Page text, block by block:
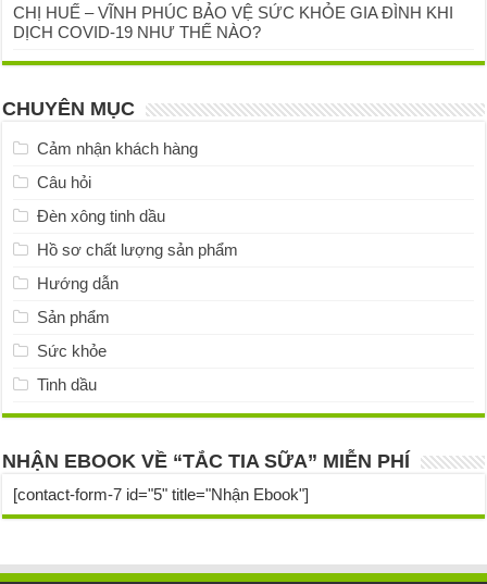
CHỊ HUẾ – VĨNH PHÚC BẢO VỆ SỨC KHỎE GIA ĐÌNH KHI
DỊCH COVID-19 NHƯ THẾ NÀO?
CHUYÊN MỤC
Cảm nhận khách hàng
Câu hỏi
Đèn xông tinh dầu
Hồ sơ chất lượng sản phẩm
Hướng dẫn
Sản phẩm
Sức khỏe
Tinh dầu
NHẬN EBOOK VỀ “TẮC TIA SỮA” MIỄN PHÍ
[contact-form-7 id="5" title="Nhận Ebook"]